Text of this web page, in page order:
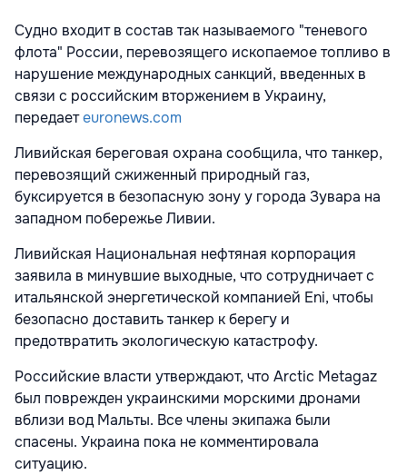
Судно входит в состав так называемого "теневого
флота" России, перевозящего ископаемое топливо в
нарушение международных санкций, введенных в
связи с российским вторжением в Украину,
передаетeuronews.com
Ливийская береговая охрана сообщила, что танкер,
перевозящий сжиженный природный газ,
буксируется в безопасную зону у города Зувара на
западном побережье Ливии.
Ливийская Национальная нефтяная корпорация
заявила в минувшие выходные, что сотрудничает с
итальянской энергетической компанией Eni, чтобы
безопасно доставить танкер к берегу и
предотвратить экологическую катастрофу.
Российские власти утверждают, что Arctic Metagaz
был поврежден украинскими морскими дронами
вблизи вод Мальты. Все члены экипажа были
спасены. Украина пока не комментировала
ситуацию.